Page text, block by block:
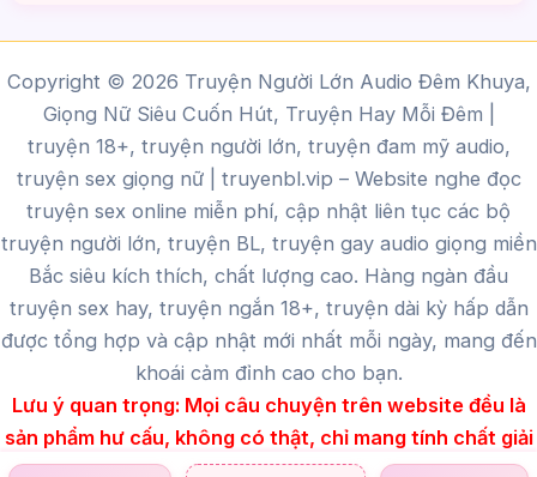
Copyright © 2026 Truyện Người Lớn Audio Đêm Khuya,
Giọng Nữ Siêu Cuốn Hút, Truyện Hay Mỗi Đêm |
truyện 18+, truyện người lớn, truyện đam mỹ audio,
truyện sex giọng nữ | truyenbl.vip – Website nghe đọc
truyện sex online miễn phí, cập nhật liên tục các bộ
truyện người lớn, truyện BL, truyện gay audio giọng miền
Bắc siêu kích thích, chất lượng cao. Hàng ngàn đầu
truyện sex hay, truyện ngắn 18+, truyện dài kỳ hấp dẫn
được tổng hợp và cập nhật mới nhất mỗi ngày, mang đến
khoái cảm đỉnh cao cho bạn.
Lưu ý quan trọng: Mọi câu chuyện trên website đều là
sản phẩm hư cấu, không có thật, chỉ mang tính chất giải
trí dành cho người trên 18 tuổi.